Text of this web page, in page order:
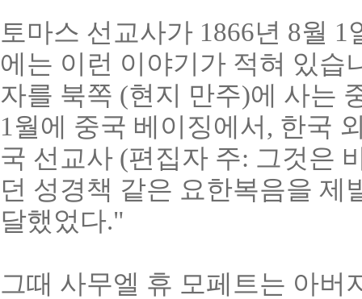
토마스 선교사가 1866년 8월
에는 이런 이야기가 적혀 있습
자를 북쪽 (현지 만주)에 사는
1월에 중국 베이징에서, 한국
국 선교사 (편집자 주: 그것은
던 성경책 같은 요한복음을 제
달했었다."
그때 사무엘 휴 모페트는 아버